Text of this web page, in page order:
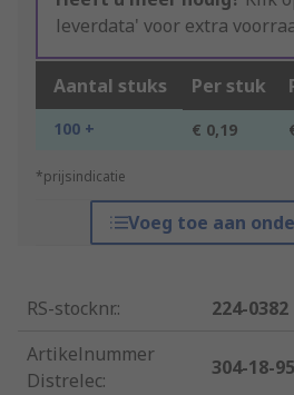
leverdata' voor extra
Aantal stuks Per stuk
100 + € 0,19
*prijsindicatie
Voeg toe aan
RS-stocknr.:
224-0382
Artikelnummer
Distrelec:
304-18-